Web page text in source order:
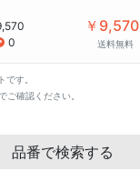
0
￥9,570
送料無料
です。
ご確認ください。
品番で検索する